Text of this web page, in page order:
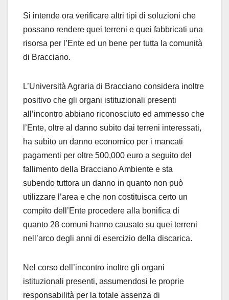
Si intende ora verificare altri tipi di soluzioni che
possano rendere quei terreni e quei fabbricati una
risorsa per l’Ente ed un bene per tutta la comunità
di Bracciano.
L’Università Agraria di Bracciano considera inoltre
positivo che gli organi istituzionali presenti
all’incontro abbiano riconosciuto ed ammesso che
l’Ente, oltre al danno subito dai terreni interessati,
ha subito un danno economico per i mancati
pagamenti per oltre 500,000 euro a seguito del
fallimento della Bracciano Ambiente e sta
subendo tuttora un danno in quanto non può
utilizzare l’area e che non costituisca certo un
compito dell’Ente procedere alla bonifica di
quanto 28 comuni hanno causato su quei terreni
nell’arco degli anni di esercizio della discarica.
Nel corso dell’incontro inoltre gli organi
istituzionali presenti, assumendosi le proprie
responsabilità per la totale assenza di